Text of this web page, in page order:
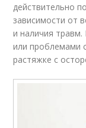
действительно
зависимости от
и наличия
или проблемами
растяжке с